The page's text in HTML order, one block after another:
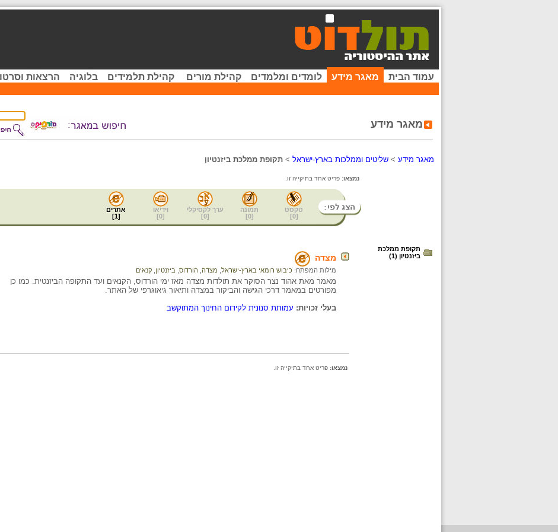
עמוד הבית מאגר מידע לומדים ומלמדים קהילת מורים קהילת תלמידים בלוגיה הרצאות
מאגר מידע
מאגר מידע > שליטים וממלכות בארץ-ישראל > תקופת ממלכת ביזנטיון
נמצאו: פריט אחד בתיקייה זו.
טקסט
[
0
]
תמונה
[
0
]
ערך לקסיקלי
[
0
]
וידיאו
[
0
]
אתרים
[
1
]
תקופת ממלכת
ביזנטיון (1)
מצדה
מילות המפתח: כיבוש רומאי בארץ-ישראל מצדה הורדוס ביזנטיון קנאים
מאמר מאת אהוד נצר הסוקר את תולדות מצדה מאז ימי הורדוס, הקנאים ועד התקופה הביזנטית. כמו כן
מפורטים במאמר דרכי הגישה והביקור במצדה ותיאור גיאוגרפי של האתר.
בעלי זכויות: עמותת סנונית לקידום החינוך המתוקשב
נמצאו: פריט אחד בתיקייה זו.